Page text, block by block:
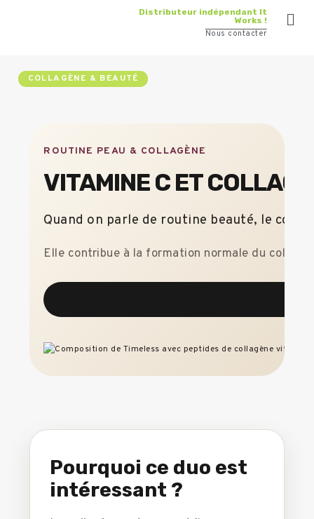
Distributeur indépendant It
Works !
Nous contacter
COLLAGÈNE & BEAUTÉ
ROUTINE PEAU & COLLAGÈNE
VITAMINE C ET
Quand on parle de routine beauté, le
Elle contribue à la formation normale du
Pourquoi ce duo est
intéressant ?